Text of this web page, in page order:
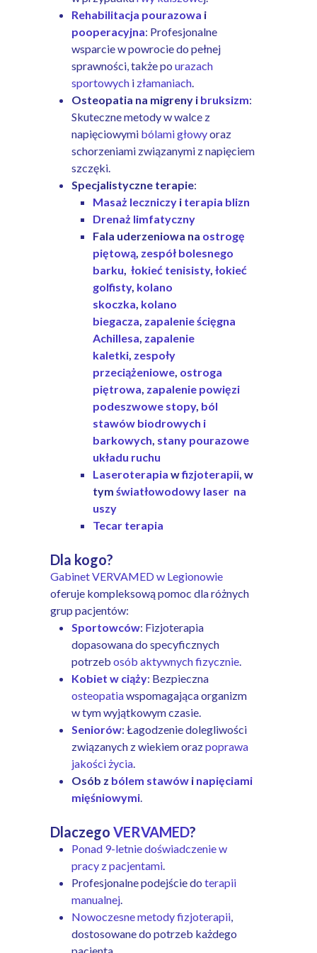
Rehabilitacja pourazowa i
pooperacyjna: Profesjonalne
wsparcie w powrocie do pełnej
sprawności, także po urazach
sportowych i złamaniach.
Osteopatia na migreny i bruksizm:
Skuteczne metody w walce z
napięciowymi bólami głowyoraz
schorzeniami związanymi z napięciem
szczęki.
Specjalistyczne terapie:
Masaż leczniczy i terapia blizn
Drenaż limfatyczny
Fala uderzeniowa na ostrogę
piętową, zespół bolesnego
barku, łokieć tenisisty, łokieć
golfisty, kolano
skoczka, kolano
biegacza, zapalenie ścięgna
Achillesa, zapalenie
kaletki, zespoły
przeciążeniowe, ostroga
piętrowa, zapalenie powięzi
podeszwowe stopy, ból
stawów biodrowych i
barkowych, stany pourazowe
układu ruchu
Laseroterapia wfizjoterapii, w
tym światłowodowy laser na
uszy
Tecar terapia
Dla kogo?
Gabinet VERVAMED w Legionowie
oferuje kompleksową pomoc dla różnych
grup pacjentów:
Sportowców: Fizjoterapia
dopasowana do specyficznych
potrzeb osób aktywnych fizycznie.
Kobiet w ciąży: Bezpieczna
osteopatiawspomagająca organizm
w tym wyjątkowym czasie.
Seniorów: Łagodzenie dolegliwości
związanych z wiekiem orazpoprawa
jakości życia.
Osób z bólem stawów i napięciami
mięśniowymi.
Dlaczego VERVAMED?
Ponad 9-letnie doświadczenie w
pracy z pacjentami.
Profesjonalne podejście do terapii
manualnej.
Nowoczesne metody fizjoterapii,
dostosowane do potrzeb każdego